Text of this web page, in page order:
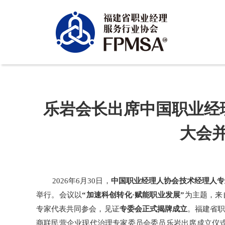
乐岩会长出席中国职业
大会
2026年6月30日， 中国职业经理人协会技术经理人
举行。会议以“加速科创转化·赋能职业发展”为主题，
专家代表共同参会，见证专委会正式揭牌成立。福建省
商联民营企业现代治理专家委员会委员乐岩出席成立仪